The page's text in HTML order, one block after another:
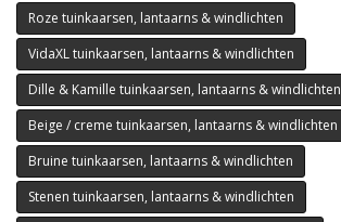
Roze tuinkaarsen, lantaarns & windlichten
VidaXL tuinkaarsen, lantaarns & windlichten
Dille & Kamille tuinkaarsen, lantaarns & windlichten
Beige / creme tuinkaarsen, lantaarns & windlichten
Bruine tuinkaarsen, lantaarns & windlichten
Stenen tuinkaarsen, lantaarns & windlichten